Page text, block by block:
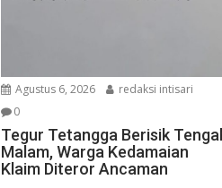
Agustus 6, 2026
redaksi intisari
0
Tegur Tetangga Berisik
Malam, Warga Kedamaian
Klaim Diteror Ancaman